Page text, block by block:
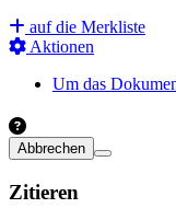
auf die Merkliste
Aktionen
Um das
Abbrechen
Zitieren